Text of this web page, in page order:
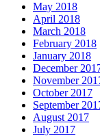
May 2018
April 2018
March 2018
February 2018
January 2018
December
November
October 2017
September
August 2017
July 2017